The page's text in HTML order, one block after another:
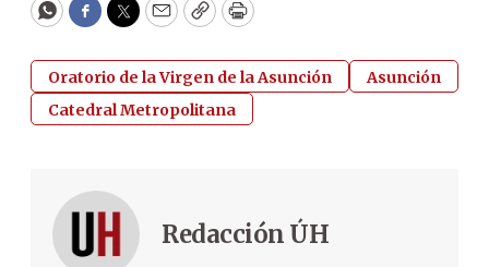
WhatsApp
Facebook
Twitter
EmailCopyPrint
Oratorio de la Virgen de la Asunción
Asunción
Catedral Metropolitana
Redacción ÚH